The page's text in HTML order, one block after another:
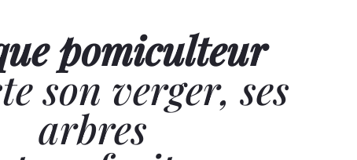
pomiculteur
son verger, ses
arbres